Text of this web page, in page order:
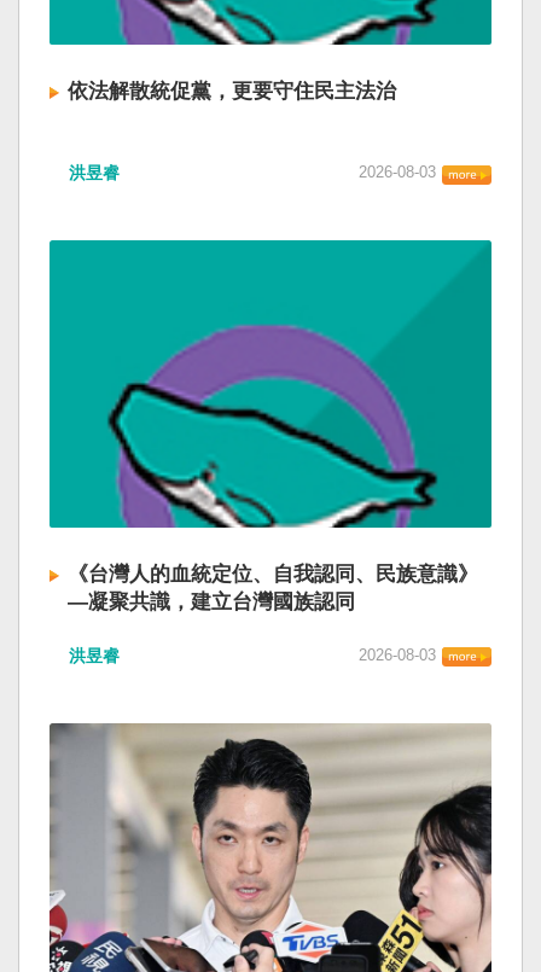
依法解散統促黨，更要守住民主法治
洪昱睿 2026-08-03
《台灣人的血統定位、自我認同、民族意識》
—凝聚共識，建立台灣國族認同
洪昱睿 2026-08-03